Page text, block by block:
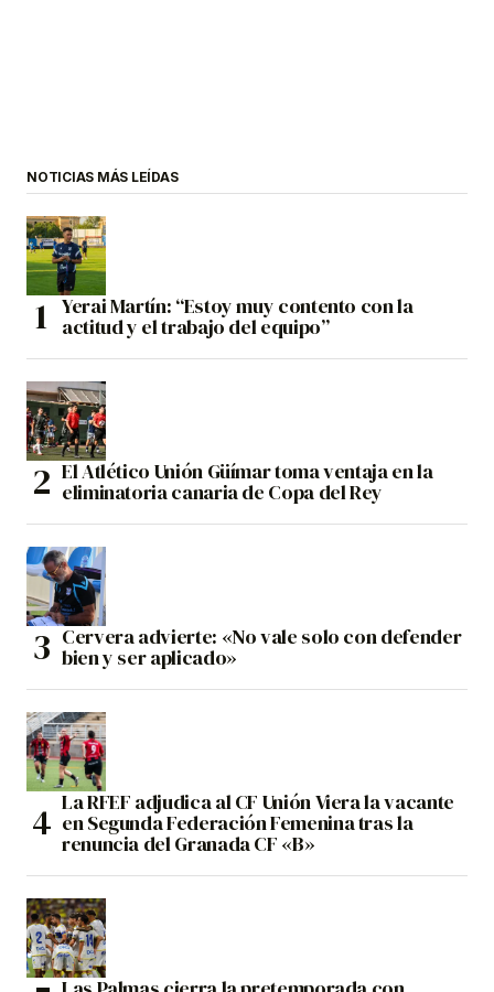
NOTICIAS MÁS LEÍDAS
Yerai Martín: “Estoy muy contento con la
actitud y el trabajo del equipo”
El Atlético Unión Güímar toma ventaja en la
eliminatoria canaria de Copa del Rey
Cervera advierte: «No vale solo con defender
bien y ser aplicado»
La RFEF adjudica al CF Unión Viera la vacante
en Segunda Federación Femenina tras la
renuncia del Granada CF «B»